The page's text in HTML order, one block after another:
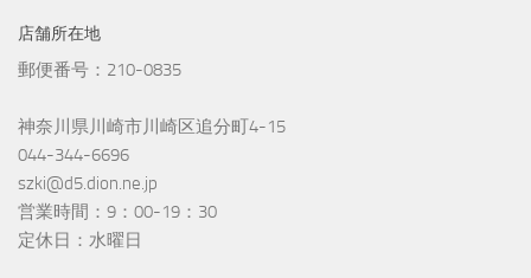
店舗所在地
郵便番号：210-0835
神奈川県川崎市川崎区追分町4-15
044-344-6696
szki@d5.dion.ne.jp
営業時間：9：00-19：30
定休日：水曜日